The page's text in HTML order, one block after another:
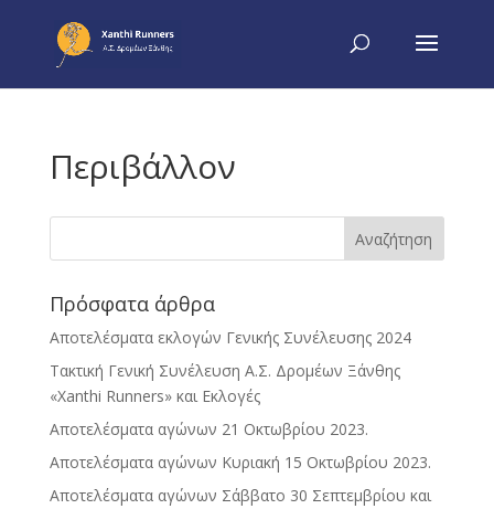
Περιβάλλον
Πρόσφατα άρθρα
Αποτελέσματα εκλογών Γενικής Συνέλευσης 2024
Τακτική Γενική Συνέλευση Α.Σ. Δρομέων Ξάνθης
«Xanthi Runners» και Εκλογές
Αποτελέσματα αγώνων 21 Οκτωβρίου 2023.
Αποτελέσματα αγώνων Κυριακή 15 Οκτωβρίου 2023.
Αποτελέσματα αγώνων Σάββατο 30 Σεπτεμβρίου και